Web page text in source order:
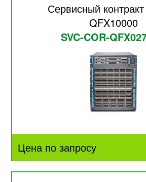
Сервисный
QFX10000
SVC-COR-
Цена по запросу